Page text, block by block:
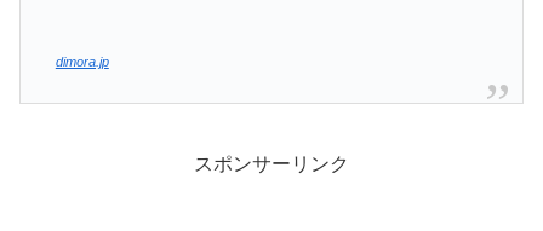
dimora.jp
スポンサーリンク